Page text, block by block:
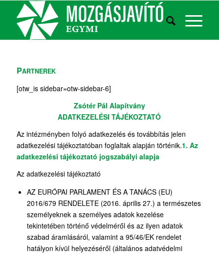
PARTNEREK
[otw_is sidebar=otw-sidebar-6]
Zsótér Pál Alapítvány
ADATKEZELÉSI TÁJÉKOZTATÓ
Az intézményben folyó adatkezelés és továbbítás jelen
adatkezelési tájékoztatóban foglaltak alapján történik.1. Az
adatkezelési tájékoztató jogszabályi alapja
Az adatkezelési tájékoztató
AZ EURÓPAI PARLAMENT ÉS A TANÁCS (EU)
2016/679 RENDELETE (2016. április 27.) a természetes
személyeknek a személyes adatok kezelése
tekintetében történő védelméről és az ilyen adatok
szabad áramlásáról, valamint a 95/46/EK rendelet
hatályon kívül helyezéséről (általános adatvédelmi